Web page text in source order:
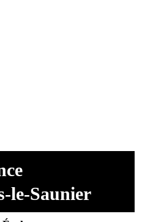
le-Saunier